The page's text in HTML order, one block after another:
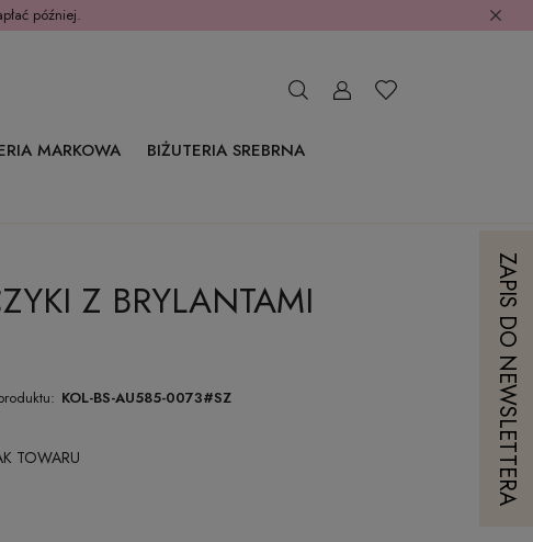
później.
MARKOWA
BIŻUTERIA SREBRNA
Z BRYLANTAMI
KOL-BS-AU585-0073#SZ
TOWARU ZAPIS DO NEWSLETTERA